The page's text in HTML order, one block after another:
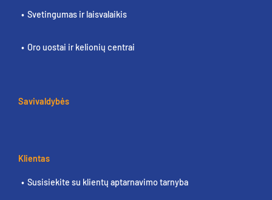
Svetingumas ir laisvalaikis
Oro uostai ir kelionių centrai
Savivaldybės
Klientas
Susisiekite su klientų aptarnavimo tarnyba